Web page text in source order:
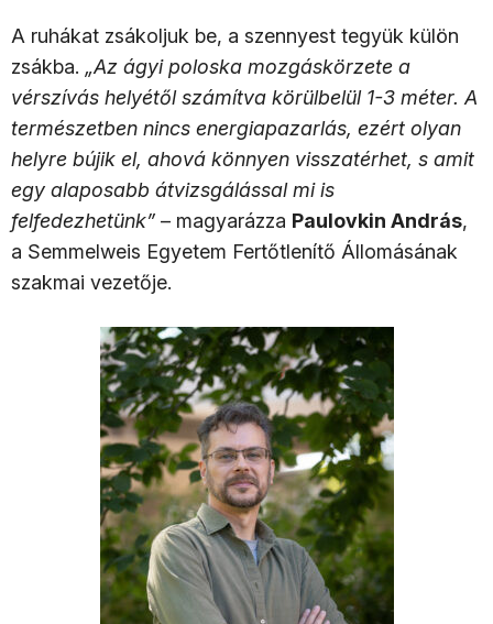
A ruhákat zsákoljuk be, a szennyest tegyük külön
zsákba. „Az ágyi poloska mozgáskörzete a
vérszívás helyétől számítva körülbelül 1-3 méter. A
természetben nincs energiapazarlás, ezért olyan
helyre bújik el, ahová könnyen visszatérhet, s amit
egy alaposabb átvizsgálással mi is
felfedezhetünk” – magyarázza Paulovkin András,
a Semmelweis Egyetem Fertőtlenítő Állomásának
szakmai vezetője.